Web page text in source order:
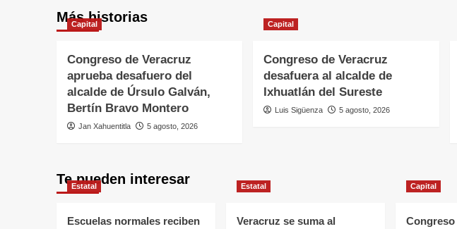
Más historias
Capital
Congreso de Veracruz
aprueba desafuero del
alcalde de Úrsulo Galván,
Bertín Bravo Montero
Jan Xahuentitla 5 agosto, 2026
Capital
Congreso de Veracruz
desafuera al alcalde de
Ixhuatlán del Sureste
Luis Sigüenza 5 agosto, 2026
Te pueden interesar
Estatal
Escuelas normales reciben
Estatal
Veracruz se suma al
Capital
Congreso